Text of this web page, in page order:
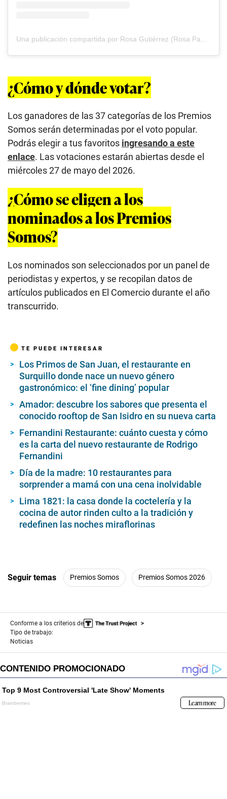
Una publicación compartida por Rosa Gutiérrez (Rosa Pastel) 🇵🇪 (@rosapastel_peru)
¿Cómo y dónde votar?
Los ganadores de las 37 categorías de los Premios
Somos serán determinadas por el voto popular.
Podrás elegir a tus favoritos ingresando a este
enlace. Las votaciones estarán abiertas desde el
miércoles 27 de mayo del 2026.
¿Cómo se eligen a los
nominados a los Premios
Somos?
Los nominados son seleccionados por un panel de
periodistas y expertos, y se recopilan datos de
artículos publicados en El Comercio durante el año
transcurrido.
TE PUEDE INTERESAR
Los Primos de San Juan, el restaurante en
Surquillo donde nace un nuevo género
gastronómico: el ‘fine dining’ popular
Amador: descubre los sabores que presenta el
conocido rooftop de San Isidro en su nueva carta
Fernandini Restaurante: cuánto cuesta y cómo
es la carta del nuevo restaurante de Rodrigo
Fernandini
Día de la madre: 10 restaurantes para
sorprender a mamá con una cena inolvidable
Lima 1821: la casa donde la coctelería y la
cocina de autor rinden culto a la tradición y
redefinen las noches miraflorinas
Seguir temas Premios Somos Premios Somos 2026
Conforme a los criterios de
Tipo de trabajo:
Noticias